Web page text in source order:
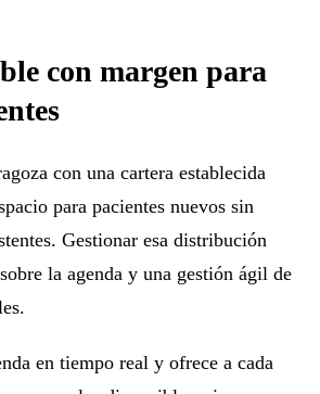
con margen para
con una cartera establecida
para pacientes nuevos sin
Gestionar esa distribución
la agenda y una gestión ágil de
en tiempo real y ofrece a cada